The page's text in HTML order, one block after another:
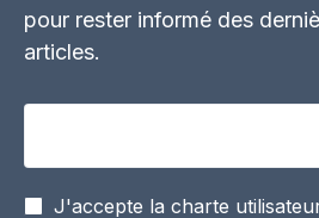
pour rester informé des
articles.
J'accepte la charte